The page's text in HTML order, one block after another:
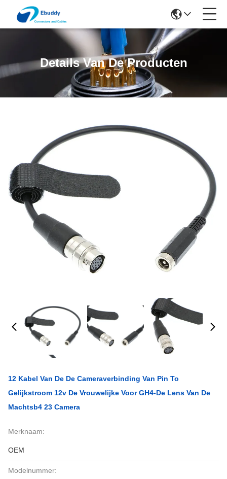
Details Van De Producten
12 Kabel Van De De Cameraverbinding Van Pin To
Gelijkstroom 12v De Vrouwelijke Voor GH4-De Lens Van De
Machtsb4 23 Camera
Merknaam:
OEM
Modelnummer: